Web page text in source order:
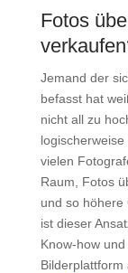
Fotos
Jemand der
befasst hat
nicht all zu
vielen
Raum, Fotos
und so höhere
ist dieser
Know-how
Bilderplattform